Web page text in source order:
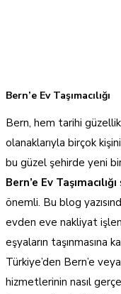
Bern’e Ev Taşımacılığı
Bern, hem tarihi
olanaklarıyla birçok
bu güzel şehirde yeni
Bern’e Ev Taşımacılığı
önemli. Bu blog
evden eve nakliyat
eşyaların taşınmasına
Türkiye’den Bern’e
hizmetlerinin nasıl